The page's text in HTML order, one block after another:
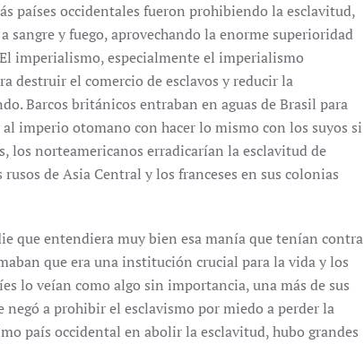
países occidentales fueron prohibiendo la esclavitud,
sangre y fuego, aprovechando la enorme superioridad
imperialismo, especialmente el imperialismo
destruir el comercio de esclavos y reducir la
Barcos británicos entraban en aguas de Brasil para
imperio otomano con hacer lo mismo con los suyos si
los norteamericanos erradicarían la esclavitud de
de Asia Central y los franceses en sus colonias
que entendiera muy bien esa manía que tenían contra
que era una institución crucial para la vida y los
lo veían como algo sin importancia, una más de sus
negó a prohibir el esclavismo por miedo a perder la
país occidental en abolir la esclavitud, hubo grandes